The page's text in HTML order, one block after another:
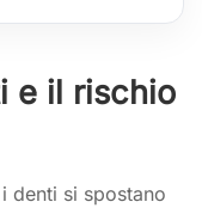
e il rischio
denti si spostano